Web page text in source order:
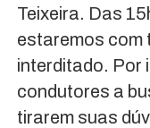
Teixeira. Das
estaremos com
interditado. Por
condutores a
tirarem suas